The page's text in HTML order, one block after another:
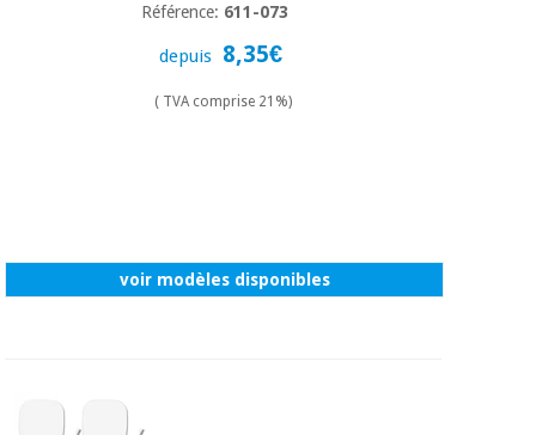
Référence: 611-073
depuis 8,35€
( TVA comprise 21%)
voir modèles disponibles